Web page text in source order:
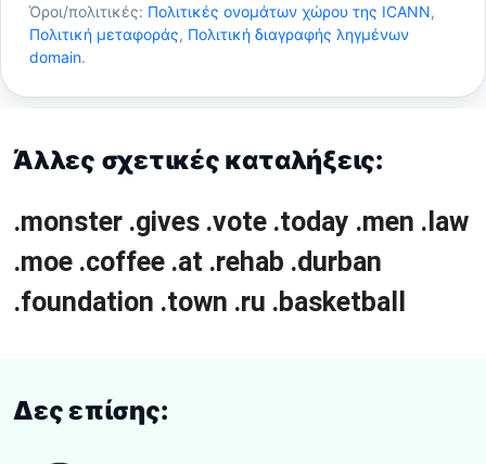
Όροι/πολιτικές: Πολιτικές ονομάτων χώρου της ICANN,
Πολιτική μεταφοράς, Πολιτική διαγραφής ληγμένων
domain.
Άλλες σχετικές καταλήξεις:
.monster .gives .vote .today .men .law
.moe .coffee .at .rehab .durban
.foundation .town .ru .basketball
Δες επίσης: